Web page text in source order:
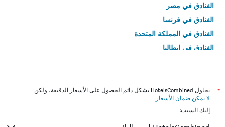
الفنادق في مصر
الفنادق في فرنسا
الفنادق في المملكة المتحدة
الفنادق في إيطاليا
*
يحاول HotelsCombined بشكل دائم الحصول على الأسعار الدقيقة، ولكن
لا يمكن ضمان الأسعار .
إليك السبب: